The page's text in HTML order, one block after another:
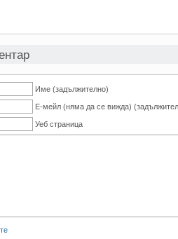
Име (задължително)
Е-мейл (няма да се вижда)
Уеб страница